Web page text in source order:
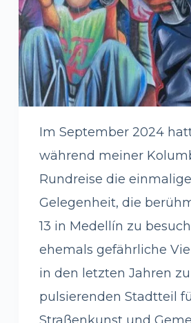
Im September 2024
während meiner
Rundreise die einmalige
Gelegenheit, die
13 in Medellín zu
ehemals gefährliche
in den letzten Jahren
pulsierenden Stadtteil